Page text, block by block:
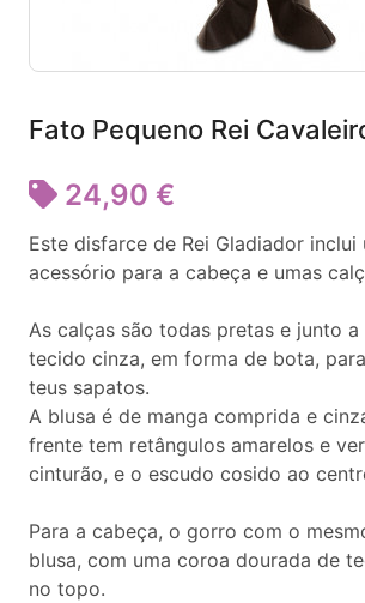
Fato Pequeno Rei
24,90 €
Este disfarce de Rei Gladiador inclui
acessório para a cabeça e umas
As calças são todas pretas e junto a
tecido cinza, em forma de bota,
teus sapatos.
A blusa é de manga comprida e
frente tem retângulos amarelos e
cinturão, e o escudo cosido ao
Para a cabeça, o gorro com o
blusa, com uma coroa dourada de
no topo.